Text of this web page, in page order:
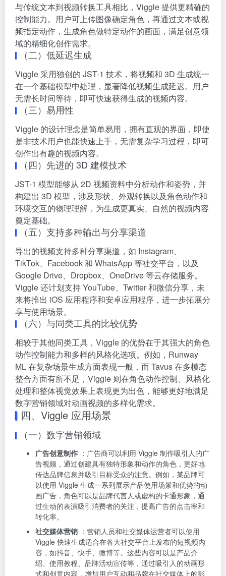
与传统文本到视频转换工具相比，Viggle 提供更精确的
控制能力。用户可上传图像确定角色，再通过文本或视
频指定动作，生成角色做特定动作的画面，满足创意领
域的精细化创作需求。
（二）低延迟生成
Viggle 采用独创的 JST-1 技术，将视频和 3D 生成统一
在一个基础模型中处理，显著降低视频生成延迟。用户
无需长时间等待，即可快速获得生成的视频内容。
（三）易用性
Viggle 的设计理念是简单易用，拥有直观的界面，即使
是非技术用户也能快速上手，无需复杂学习过程，即可
创作出有趣的视频内容。
（四）先进的 3D 建模技术
JST-1 模型能够从 2D 视频资料中分析动作和姿势，并
构建出 3D 模型，涉及形状、外观转换以及角色动作和
环境交互的物理理解，为生成更真实、自然的视频内容
奠定基础。
（五）支持多种输出与分享渠道
导出的视频支持多种分享渠道，如 Instagram、
TikTok、Facebook 和 WhatsApp 等社交平台，以及
Google Drive、Dropbox、OneDrive 等云存储服务。
Viggle 还计划支持 YouTube、Twitter 和微信分享，未
来将推出 iOS 应用程序和安卓应用程序，进一步拓展分
享与使用场景。
（六）与同类工具的比较优势
相较于其他同类工具，Viggle 的优势在于其强大的角色
动作控制能力和多样的风格化选项。例如，Runway
ML 在复杂场景生成方面表现一般，而 Tavus 在多模态
整合方面有所不足，Viggle 则在角色动作控制、风格化
处理和整体视觉效果上表现更为出色，能够更好地满足
数字营销领域对动画视频的多样化需求。
四、Viggle 应用场景
（一）数字营销领域
广告创意制作 ：广告商可以利用 Viggle 制作吸引人的广
告视频，通过创建具有独特形象和动作的角色，更好地
传达品牌信息并吸引目标受众的注意。例如，某品牌可
以使用 Viggle 生成一系列展示产品使用场景和优势的动
画广告，角色可以是品牌代言人或虚构的卡通形象，通
过生动的表演吸引消费者的关注，提高广告的点击率和
转化率。
社交媒体营销 ：营销人员和社交媒体运营者可以使用
Viggle 快速生成适合在各大社交平台上发布的短视频内
容，如抖音、快手、微博等。这些内容可以是产品介
绍、使用教程、品牌活动宣传等，通过吸引人的动画形
式和创意内容，增加用户互动和品牌在社交媒体上的影